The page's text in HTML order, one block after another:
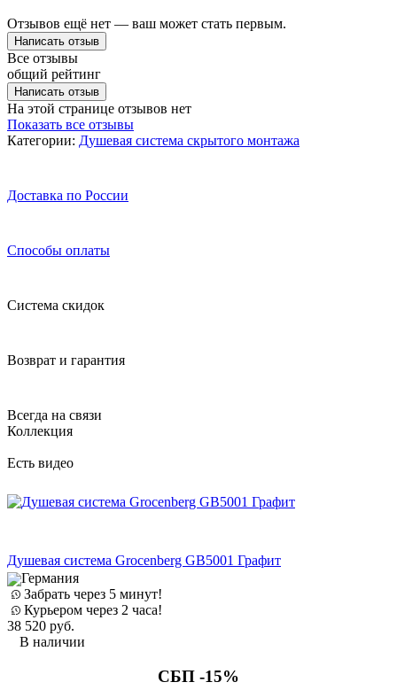
Отзывов ещё нет — ваш может стать первым.
Написать отзыв
Все отзывы
общий рейтинг
Написать отзыв
На этой странице отзывов нет
Показать все отзывы
Категории: Душевая система скрытого монтажа
Доставка по России
Способы оплаты
Система скидок
Возврат и гарантия
Всегда на связи
Коллекция
Есть видео
Душевая система Grocenberg GB5001 Графит
Германия
Забрать через 5 минут!
Курьером через 2 часа!
38 520 руб.
В наличии
СБП -15%